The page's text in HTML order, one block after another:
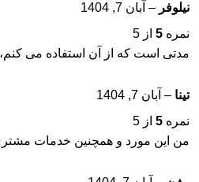
نیلوفر – آبان 7, 1404
نمره 5 از 5
مدتی است که از آن استفاده می کنم،
تینا – آبان 7, 1404
نمره 5 از 5
من این مورد و همچنین خدمات